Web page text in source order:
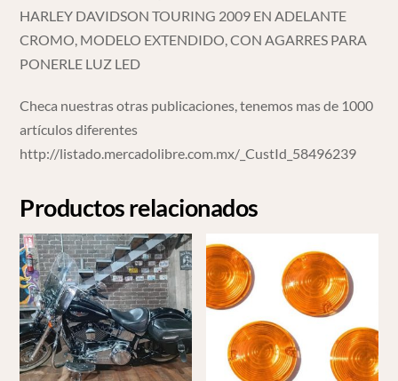
HARLEY DAVIDSON TOURING 2009 EN ADELANTE
CROMO, MODELO EXTENDIDO, CON AGARRES PARA
PONERLE LUZ LED
Checa nuestras otras publicaciones, tenemos mas de 1000
artículos diferentes
http://listado.mercadolibre.com.mx/_CustId_58496239
Productos relacionados